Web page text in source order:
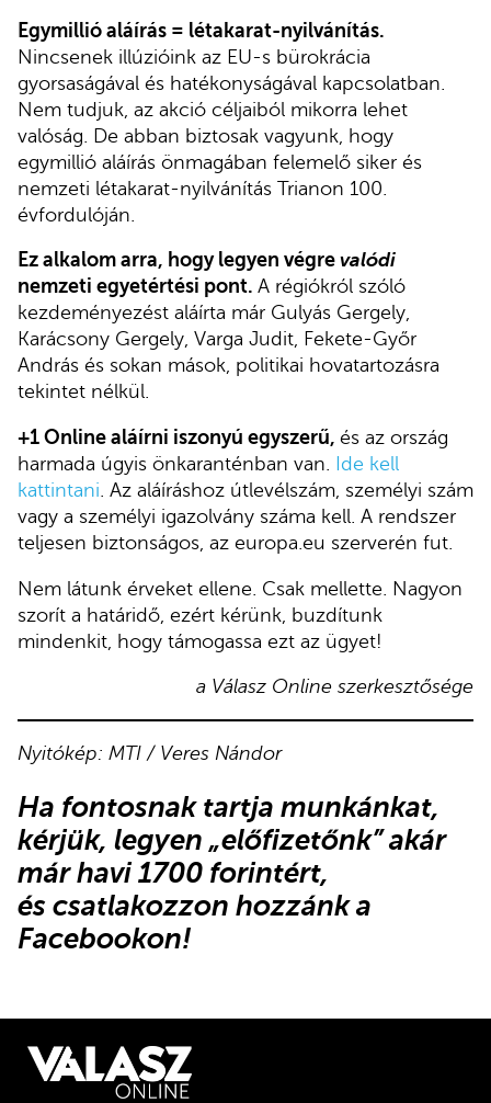
Egymillió aláírás = létakarat-nyilvánítás.
Nincsenek illúzióink az EU-s bürokrácia
gyorsaságával és hatékonyságával kapcsolatban.
Nem tudjuk, az akció céljaiból mikorra lehet
valóság. De abban biztosak vagyunk, hogy
egymillió aláírás önmagában felemelő siker és
nemzeti létakarat-nyilvánítás Trianon 100.
évfordulóján.
Ez alkalom arra, hogy legyen végre valódi
nemzeti egyetértési pont. A régiókról szóló
kezdeményezést aláírta már Gulyás Gergely,
Karácsony Gergely, Varga Judit, Fekete-Győr
András és sokan mások, politikai hovatartozásra
tekintet nélkül.
+1 Online aláírni iszonyú egyszerű, és az ország
harmada úgyis önkaranténban van. Ide kell
kattintani . Az aláíráshoz útlevélszám, személyi szám
vagy a személyi igazolvány száma kell. A rendszer
teljesen biztonságos, az europa.eu szerverén fut.
Nem látunk érveket ellene. Csak mellette. Nagyon
szorít a határidő, ezért kérünk, buzdítunk
mindenkit, hogy támogassa ezt az ügyet!
a Válasz Online szerkesztősége
Nyitókép: MTI / Veres Nándor
Ha fontosnak tartja munkánkat,
kérjük, legyen „előfizetőnk”akár
már havi 1700 forintért,
és csatlakozzon hozzánk a
Facebookon!